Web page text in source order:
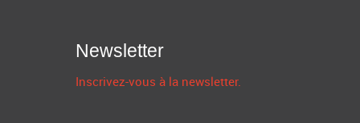
Newsletter
Inscrivez-vous à la newsletter.